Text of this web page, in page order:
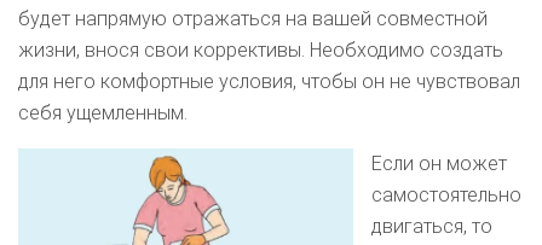
будет напрямую отражаться на вашей совместной
жизни, внося свои коррективы. Необходимо создать
для него комфортные условия, чтобы он не чувствовал
себя ущемленным.
Если он может
самостоятельно
двигаться, то